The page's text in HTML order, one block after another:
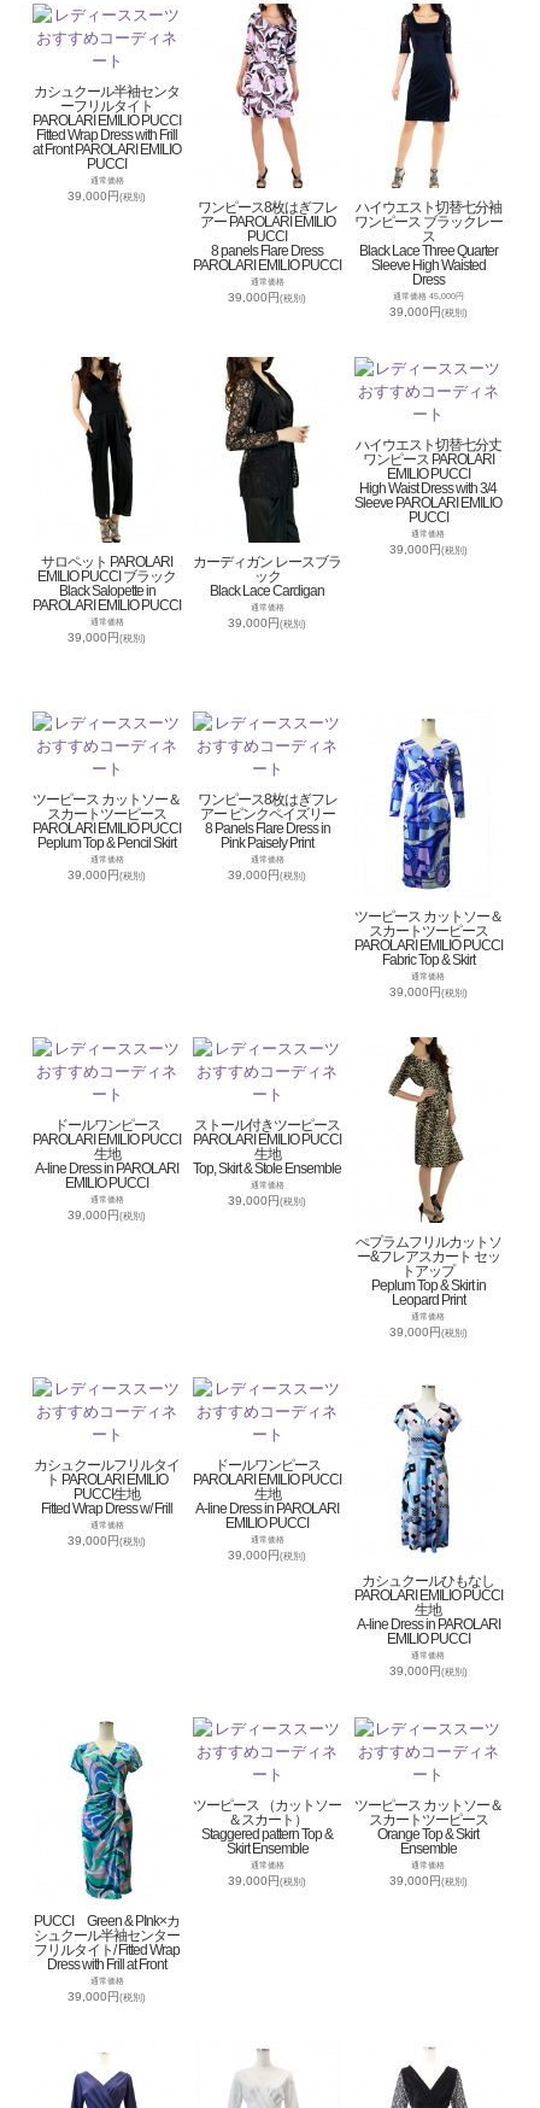
カシュクール半袖センタ
ーフリルタイト
PAROLARI EMILIO PUCCI
Fitted Wrap Dress with Frill
at Front PAROLARI EMILIO
PUCCI
通常価格
39,000円(税別)
ワンピース8枚はぎフレ
アー PAROLARI EMILIO
PUCCI
8 panels Flare Dress
PAROLARI EMILIO PUCCI
通常価格
39,000円(税別)
ハイウエスト切替七分袖
ワンピース ブラックレー
ス
Black Lace Three Quarter
Sleeve High Waisted
Dress
通常価格 45,000円
39,000円(税別)
サロペット PAROLARI
EMILIO PUCCI ブラック
Black Salopette in
PAROLARI EMILIO PUCCI
通常価格
39,000円(税別)
カーディガン レースブラ
ック
Black Lace Cardigan
通常価格
39,000円(税別)
ハイウエスト切替七分丈
ワンピース PAROLARI
EMILIO PUCCI
High Waist Dress with 3/4
Sleeve PAROLARI EMILIO
PUCCI
通常価格
39,000円(税別)
ツーピース カットソー＆
スカートツーピース
PAROLARI EMILIO PUCCI
Peplum Top & Pencil Skirt
通常価格
39,000円(税別)
ワンピース8枚はぎフレ
アー ピンクペイズリー
8 Panels Flare Dress in
Pink Paisely Print
通常価格
39,000円(税別)
ツーピース カットソー＆
スカートツーピース
PAROLARI EMILIO PUCCI
Fabric Top & Skirt
通常価格
39,000円(税別)
ドールワンピース
PAROLARI EMILIO PUCCI
生地
A-line Dress in PAROLARI
EMILIO PUCCI
通常価格
39,000円(税別)
ストール付きツーピース
PAROLARI EMILIO PUCCI
生地
Top, Skirt & Stole Ensemble
通常価格
39,000円(税別)
ぺプラムフリルカットソ
ー&フレアスカート セッ
トアップ
Peplum Top & Skirt in
Leopard Print
通常価格
39,000円(税別)
カシュクールフリルタイ
ト PAROLARI EMILIO
PUCCI生地
Fitted Wrap Dress w/ Frill
通常価格
39,000円(税別)
ドールワンピース
PAROLARI EMILIO PUCCI
生地
A-line Dress in PAROLARI
EMILIO PUCCI
通常価格
39,000円(税別)
カシュクールひもなし
PAROLARI EMILIO PUCCI
生地
A-line Dress in PAROLARI
EMILIO PUCCI
通常価格
39,000円(税別)
PUCCI Green & PInk×カ
シュクール半袖センター
フリルタイト/ Fitted Wrap
Dress with Frill at Front
通常価格
39,000円(税別)
ツーピース （カットソー
＆スカート）
Staggered pattern Top &
Skirt Ensemble
通常価格
39,000円(税別)
ツーピース カットソー＆
スカートツーピース
Orange Top & Skirt
Ensemble
通常価格
39,000円(税別)